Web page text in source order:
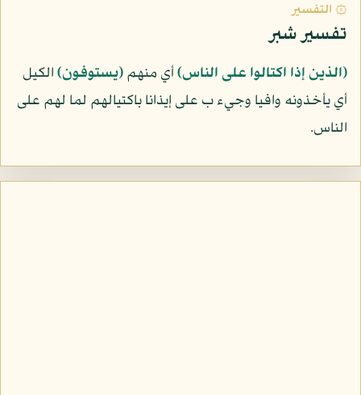
۞ التفسير
تفسير شبر
﴿الذين إذا اكتالوا على الناس﴾أي منهم﴿يستوفون﴾الكيل
أي يأخذونه وافيا وجيء ب على إيذانا باكتيالهم لما لهم على
الناس.